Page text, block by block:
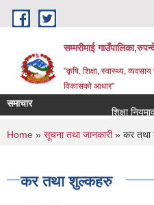
Skip to main content
सम्मरीमाई
"कृषि, शिक्षा, स्वास्थ्य, व्यवसाय
विकासको आधार"
समाचार
शिक्षा
You are here
Home » सूचना तथा जानकारी» कर तथा
कर तथा शुल्कहरु